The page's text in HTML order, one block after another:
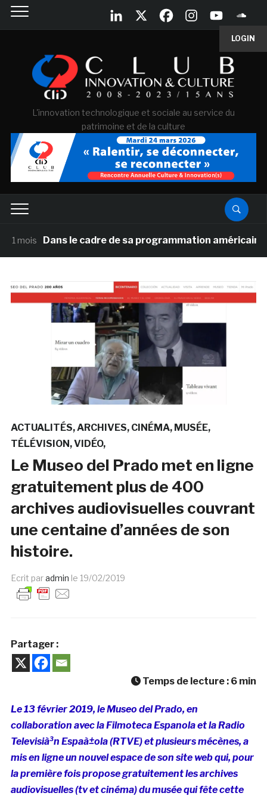
LOGIN
L'innovation technologique et sociale au service du
patrimoine et de la culture
le cadre de sa programmation américaine,
ACTUALITÉS ARCHIVES CINÉMA MUSÉE
TÉLÉVISION VIDÉO
Le Museo del Prado met en ligne
gratuitement plus de 400
archives audiovisuelles couvrant
une centaine d’années de son
histoire.
Ecrit paradmin le 19/02/2019
Partager :
Temps de lecture : 6 min
Le 13 février 2019, le Museo del Prado, en
collaboration avec la Filmoteca Espanola et la Radio
Televisià³n Espaà±ola (RTVE) et plusieurs mécènes, a
mis en ligne un nouvel espace de son site web qui, pour
la première fois propose gratuitement les archives
audiovisuelles (tv et cinéma) du musée qui fête cette